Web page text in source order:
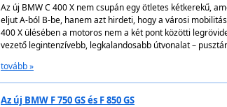
Az új BMW C 400 X nem csupán egy ötletes kétkerekű,
eljut A-ból B-be, hanem azt hirdeti, hogy a városi
400 X ülésében a motoros nem a két pont közötti
vezető legintenzívebb, legkalandosabb útvonalat –
tovább »
Az új BMW F 750 GS és F 850 GS